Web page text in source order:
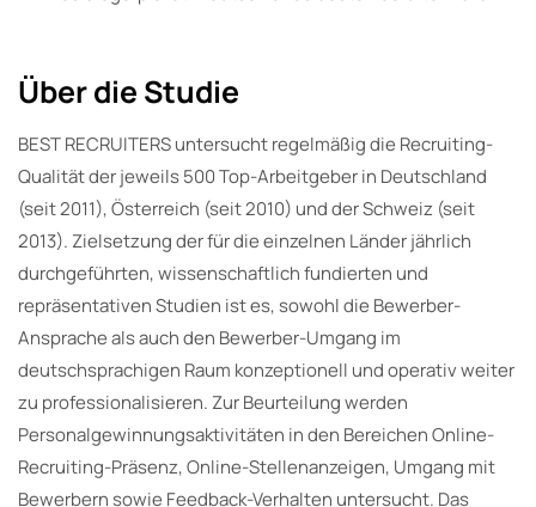
Über die Studie
BEST RECRUITERS untersucht regelmäßig die Recruiting-
Qualität der jeweils 500 Top-Arbeitgeber in Deutschland
(seit 2011), Österreich (seit 2010) und der Schweiz (seit
2013). Zielsetzung der für die einzelnen Länder jährlich
durchgeführten, wissenschaftlich fundierten und
repräsentativen Studien ist es, sowohl die Bewerber-
Ansprache als auch den Bewerber-Umgang im
deutschsprachigen Raum konzeptionell und operativ weiter
zu professionalisieren. Zur Beurteilung werden
Personalgewinnungsaktivitäten in den Bereichen Online-
Recruiting-Präsenz, Online-Stellenanzeigen, Umgang mit
Bewerbern sowie Feedback-Verhalten untersucht. Das